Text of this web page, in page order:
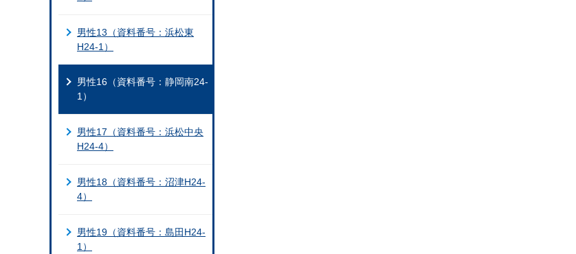
男性13（資料番号：浜松東
H24-1）
男性16（資料番号：静岡南24-
1）
男性17（資料番号：浜松中央
H24-4）
男性18（資料番号：沼津H24-
4）
男性19（資料番号：島田H24-
1）